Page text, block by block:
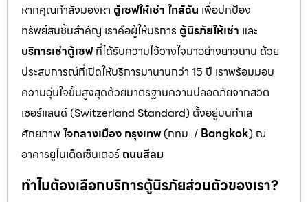
หากคุณกำลังมองหา ตู้เซฟให้เช่า ใกล้ฉัน เพื่อปกป้อง
ทรัพย์สินชิ้นสำคัญ เราคือผู้ให้บริการ ตู้นิรภัยให้เช่า และ
บริการเช่าตู้เซฟที่ได้รับความไว้วางใจมาอย่างยาวนาน ด้วย
ประสบการณ์ที่เปิดให้บริการมานานกว่า 15 ปี เราพร้อมมอบ
ความอุ่นใจขั้นสูงสุดด้วยมาตรฐานความปลอดภัยจากสวิต
เซอร์แลนด์ (Switzerland Standard) ตั้งอยู่บนทำเล
ศักยภาพใจกลางเมือง กรุงเทพ(กทม. / Bangkok) ณ
อาคารยูไนเต็ดเซ็นเตอร์ ถนนสีลม
ทำไมต้องเลือกบริการตู้นิรภัยส่วนตัวของเรา?